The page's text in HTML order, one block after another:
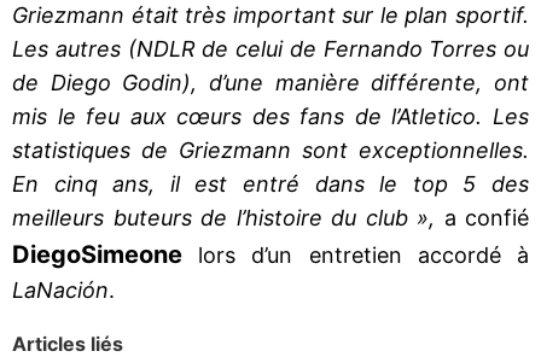
Griezmann était très important sur le plan sportif.
Les autres (NDLR de celui de Fernando Torres ou
de Diego Godin), d’une manière différente, ont
mis le feu aux cœurs des fans de l’Atletico. Les
statistiques de Griezmann sont exceptionnelles.
En cinq ans, il est entré dans le top 5 des
meilleurs buteurs de l’histoire du club », a confié
DiegoSimeone lors d’un entretien accordé à
LaNación.
Articles liés